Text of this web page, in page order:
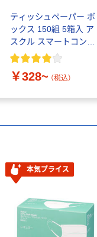
ティッシュペーパー ボ
ックス 150組 5箱入 ア
スクル スマートコンパ
クト ビビッド PEFC認
￥328~ （税込）
本気プライス